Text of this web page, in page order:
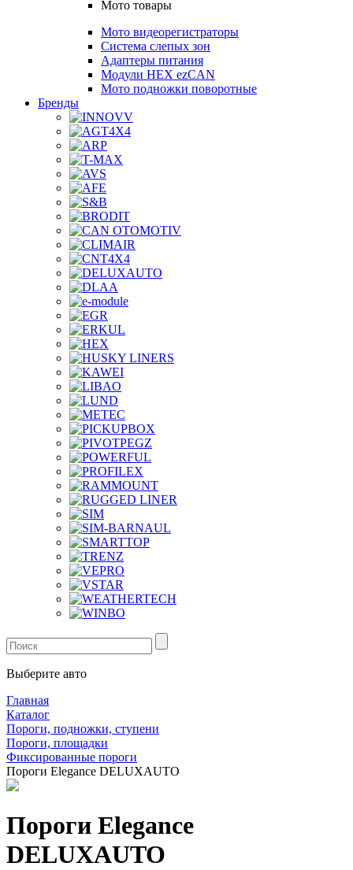
Мото товары
Мото видеорегистраторы
Система слепых зон
Адаптеры питания
Модули HEX ezCAN
Мото подножки поворотные
Бренды
Выберите авто
Главная
Каталог
Пороги, подножки, ступени
Пороги, площадки
Фиксированные пороги
Пороги Elegance DELUXAUTO
Пороги Elegance
DELUXAUTO